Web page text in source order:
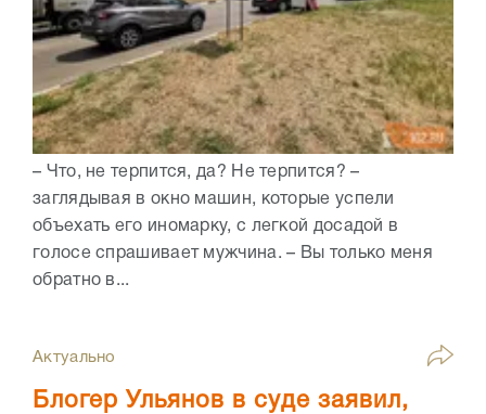
– Что, не терпится, да? Не терпится? –
заглядывая в окно машин, которые успели
объехать его иномарку, с легкой досадой в
голосе спрашивает мужчина. – Вы только меня
обратно в...
Актуально
Блогер Ульянов в суде заявил,